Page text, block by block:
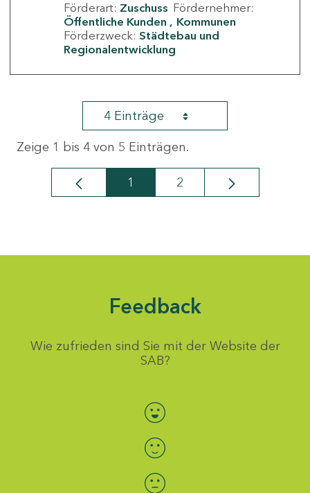
Förderart: Zuschuss Fördernehmer:
Öffentliche Kunden
Kommunen
Förderzweck: Städtebau und
Regionalentwicklung
4 Einträge
Zeige 1 bis 4 von 5 Einträgen.
Seite
1 Seite
2
Feedback
Wie zufrieden sind Sie mit der Website der
SAB?
Bewertung auswählen